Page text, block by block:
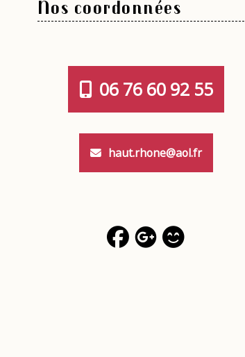
Nos coordonnées
06 76 60 92 55
haut.rhone@aol.fr